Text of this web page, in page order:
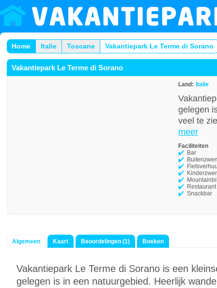
Home Italie Toscane Vakantiepark Le Terme di Sorano
Vakantiepark Le Terme di Sorano
Land: Italie
gelegen
veel te
meer
Faciliteiten
Bar
Restaurant
Snackbar
Algemeen Kaart Beoordelingen (1) Boeken
Vakantiepark Le Terme di Sorano is een
gelegen is in een natuurgebied. Heerlijk